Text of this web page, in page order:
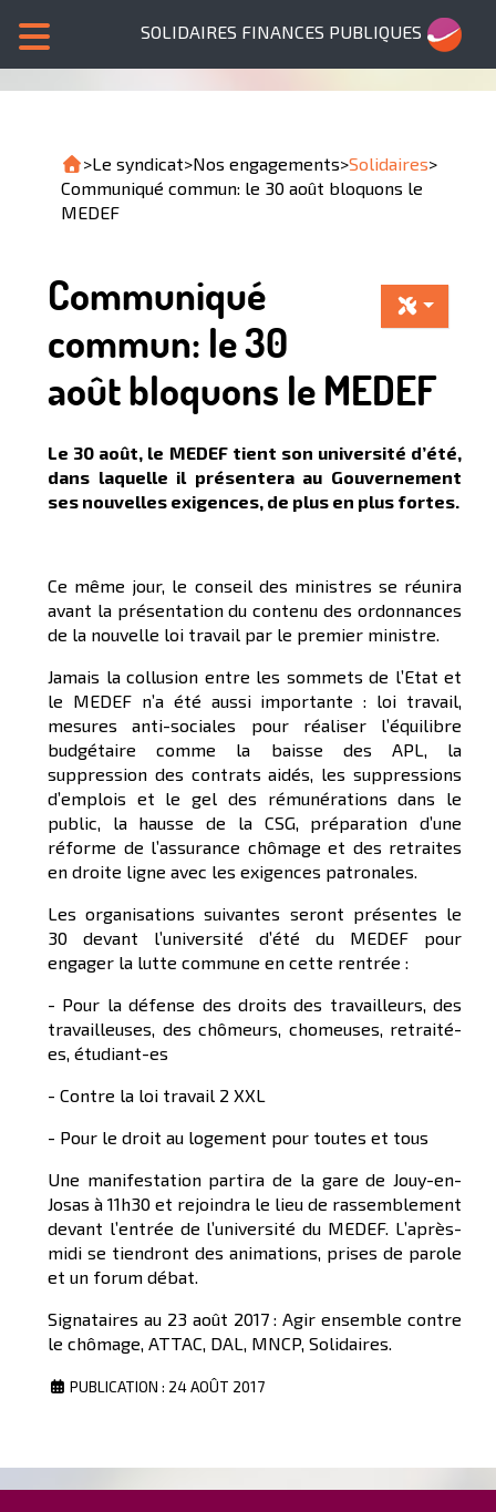
SOLIDAIRES FINANCES PUBLIQUES
>Le syndicat>Nos engagements>Solidaires>
Communiqué commun: le 30 août bloquons le
MEDEF
Communiqué
commun: le 30
août bloquons le MEDEF
Le 30 août, le MEDEF tient son université d’été,
dans laquelle il présentera au Gouvernement
ses nouvelles exigences, de plus en plus fortes.
Ce même jour, le conseil des ministres se réunira
avant la présentation du contenu des ordonnances
de la nouvelle loi travail par le premier ministre.
Jamais la collusion entre les sommets de l’Etat et
le MEDEF n’a été aussi importante : loi travail,
mesures anti-sociales pour réaliser l’équilibre
budgétaire comme la baisse des APL, la
suppression des contrats aidés, les suppressions
d’emplois et le gel des rémunérations dans le
public, la hausse de la CSG, préparation d’une
réforme de l’assurance chômage et des retraites
en droite ligne avec les exigences patronales.
Les organisations suivantes seront présentes le
30 devant l’université d’été du MEDEF pour
engager la lutte commune en cette rentrée :
- Pour la défense des droits des travailleurs, des
travailleuses, des chômeurs, chomeuses, retraité-
es, étudiant-es
- Contre la loi travail 2 XXL
- Pour le droit au logement pour toutes et tous
Une manifestation partira de la gare de Jouy-en-
Josas à 11h30 et rejoindra le lieu de rassemblement
devant l’entrée de l’université du MEDEF. L’après-
midi se tiendront des animations, prises de parole
et un forum débat.
Signataires au 23 août 2017 : Agir ensemble contre
le chômage, ATTAC, DAL, MNCP, Solidaires.
PUBLICATION : 24 AOÛT 2017